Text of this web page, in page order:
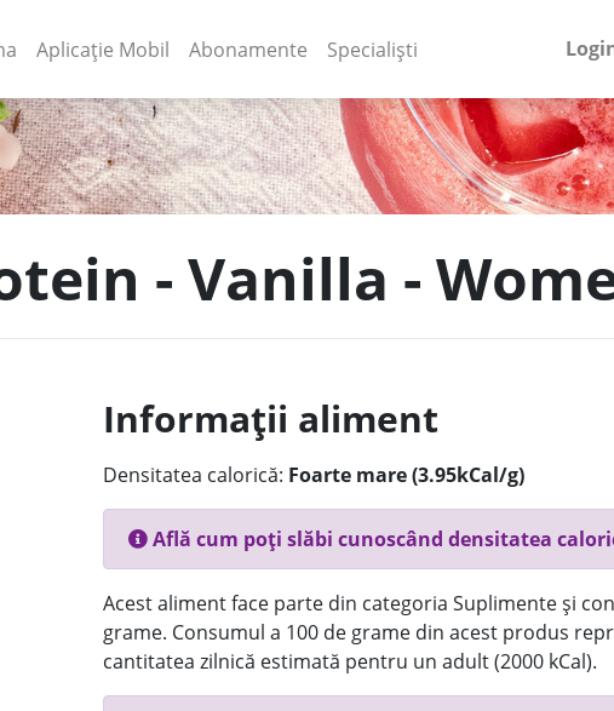
(current)
Aplicație Mobil (current)
Abonamente Specialiști
- Vanilla -
Informații aliment
Densitatea calorică: Foarte mare (3.95kCal/g)
Află cum poți slăbi cunoscând densitatea
Acest aliment face parte din categoria Suplimente și
grame. Consumul a 100 de grame din acest produs
cantitatea zilnică estimată pentru un adult (2000 kCal).